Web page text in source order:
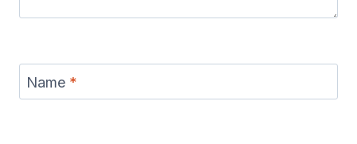
Name *